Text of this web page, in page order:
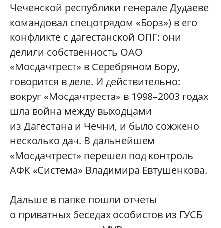
Чеченской республики генерале Дудаеве
командовал спецотрядом «Борз») в его
конфликте с дагестанской ОПГ: они
делили собственность ОАО
«Мосдачтрест» в Серебряном Бору,
говорится в деле. И действительно:
вокруг «Мосдачтреста» в 1998–2003 годах
шла война между выходцами
из Дагестана и Чечни, и было сожжено
несколько дач. В дальнейшем
«Мосдачтрест» перешел под контроль
АФК «Система» Владимира Евтушенкова.
Дальше в папке пошли отчеты
о приватных беседах особистов из ГУСБ